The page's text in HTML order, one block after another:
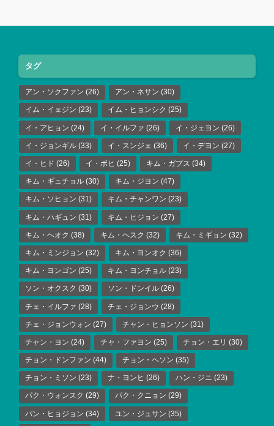
タグ
アン・ソクファン (26) アン・ネサン (30)
イム・イェジン (23) イム・ヒョンシク (25)
イ・アヒョン (24) イ・イルファ (26) イ・ジェヨン (26)
イ・ジョンギル (33) イ・スンジェ (36) イ・デヨン (27)
イ・ヒド (26) イ・ボヒ (25) キム・ガプス (34)
キム・ギュチョル (30) キム・ジヨン (47)
キム・ソヒョン (31) キム・チャンワン (23)
キム・ハギュン (31) キム・ヒジョン (27)
キム・ヘオク (38) キム・ヘスク (32) キム・ミギョン (32)
キム・ミンジョン (32) キム・ヨンオク (36)
キム・ヨンゴン (25) キム・ヨンチョル (23)
ソン・オクスク (30) ソン・ドンイル (26)
チェ・イルファ (28) チェ・ジョンウ (28)
チェ・ジョンウォン (27) チャン・ヒョンソン (31)
チャン・ヨン (24) チャ・ファヨン (25) チョン・エリ (30)
チョン・ドンファン (44) チョン・ヘソン (35)
チョン・ミソン (23) ナ・ヨンヒ (26) ハン・ジニ (23)
パク・ウォンスク (29) パク・クニョン (29)
パン・ヒョジョン (34) ユン・ジュサン (35)